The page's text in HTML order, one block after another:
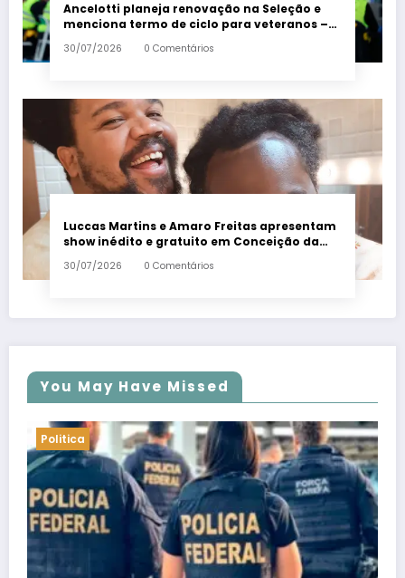
Ancelotti planeja renovação na Seleção e
menciona termo de ciclo para veteranos –
Em Dia ES
30/07/2026 0 Comentários
Luccas Martins e Amaro Freitas apresentam
show inédito e gratuito em Conceição da
Barra – Em Dia ES
30/07/2026 0 Comentários
You May Have Missed
Politica